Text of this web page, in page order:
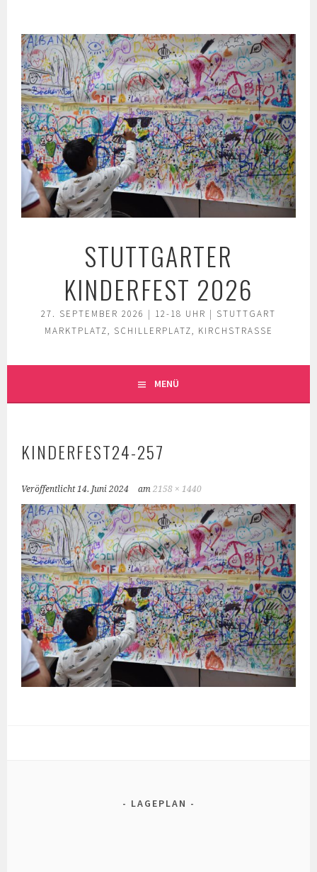
Inhalt
STUTTGARTER
KINDERFEST 2026
27. SEPTEMBER 2026 | 12-18 UHR | STUTTGART
MARKTPLATZ, SCHILLERPLATZ, KIRCHSTRASSE
MENÜ
KINDERFEST24-257
Veröffentlicht 14. Juni 2024 am2158 × 1440
LAGEPLAN